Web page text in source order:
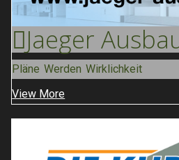
Jaeger
Pläne Werden Wirklichkeit
View More